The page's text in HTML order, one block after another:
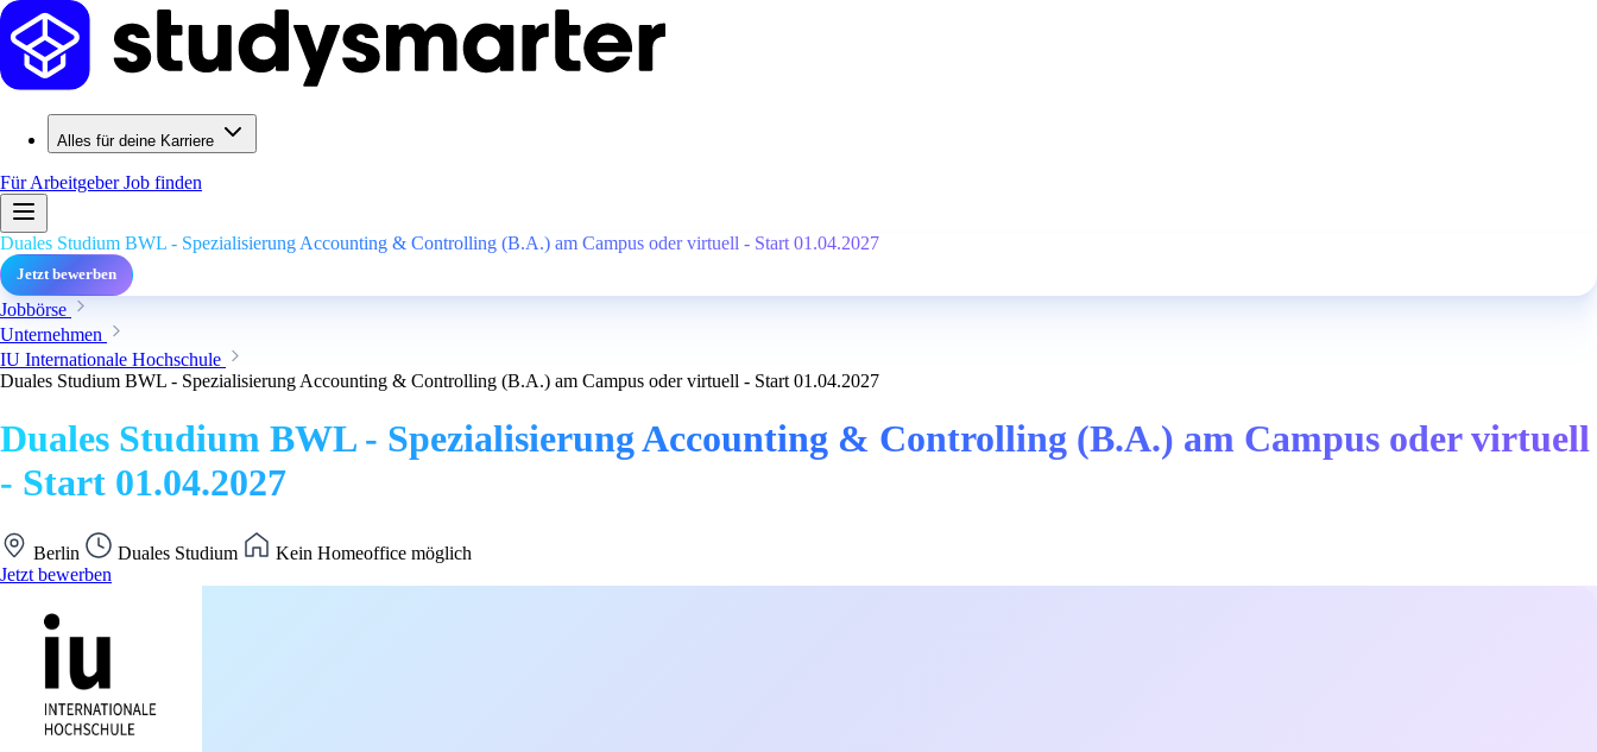
Alles für deine Karriere
Für ArbeitgeberJob finden
Duales Studium BWL - Spezialisierung Accounting & Controlling (B.A.) am Campus oder virtuell - Start 01.04.2027
Jetzt bewerben
Jobbörse
Unternehmen
IU Internationale Hochschule
Duales Studium BWL - Spezialisierung Accounting & Controlling (B.A.) am Campus oder virtuell - Start 01.04.2027
Duales Studium BWL - Spezialisierung Accounting & Controlling (B.A.) am Campus oder virtuell
- Start 01.04.2027
Berlin Duales Studium
Kein Homeoffice möglich
Jetzt bewerben